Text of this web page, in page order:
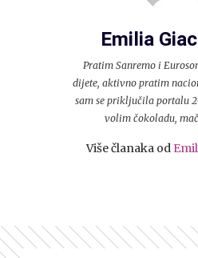
Emilia
Pratim Sanremo i
dijete, aktivno pratim
sam se priključila portalu
volim čokoladu,
Više članaka od